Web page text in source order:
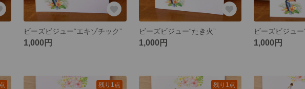
ビーズビジュー“エキゾチック”
1,000円
ビーズビジュー“たき火”
1,000円
ビーズビジュー
1,000円
残り1点 残り1点